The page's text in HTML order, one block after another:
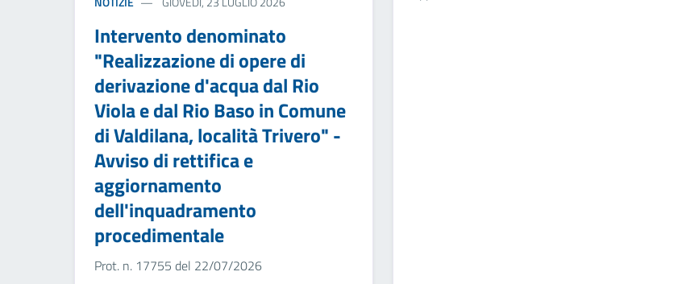
Intervento denominato
"Realizzazione di opere di
derivazione d'acqua dal Rio
Viola e dal Rio Baso in Comune
di Valdilana, località Trivero" -
Avviso di rettifica e
aggiornamento
dell'inquadramento
procedimentale
Prot. n. 17755 del 22/07/2026